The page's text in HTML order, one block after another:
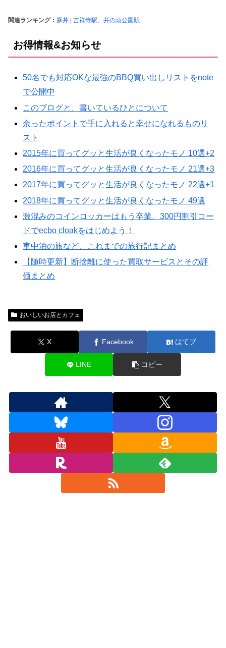
関連ランキング： 豚丼 | 吉祥寺駅 井の頭公園駅
お得情報&お知らせ
50名でも対応OKな最強のBBQ買い出しリストをnote
で公開中
このブログと、書いているひとについて
余ったポイントで手に入れると幸せになれるものリ
スト
2015年に買ってグッと生活が良くなったモノ 10選+2
2016年に買ってグッと生活が良くなったモノ 21選+3
2017年に買ってグッと生活が良くなったモノ 22選+1
2018年に買ってグッと生活が良くなったモノ 49選
激混みのコインロッカーはもう卒業。300円割引コー
ドでecbo cloakをはじめよう！
車中泊の旅など、これまでの旅行記まとめ
【随時更新】断捨離に使った買取サービスとその評
価まとめ
おいしいお店とカフェ
X Facebook はてブ
LINE コピー